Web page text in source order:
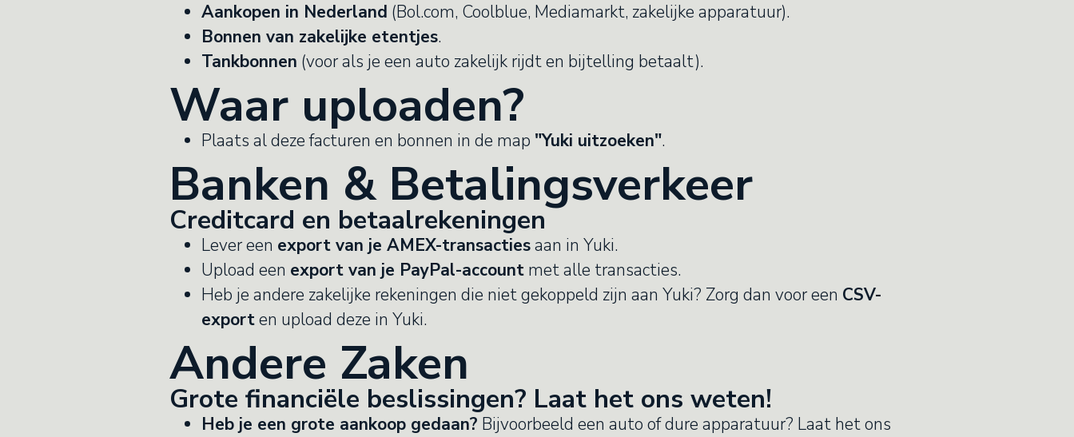
Aankopen in Nederland (Bol.com, Coolblue, Mediamarkt, zakelijke apparatuur).
Bonnen van zakelijke etentjes.
Tankbonnen (voor als je een auto zakelijk rijdt en bijtelling betaalt).
Waar uploaden?
Plaats al deze facturen en bonnen in de map "Yuki uitzoeken".
Banken & Betalingsverkeer
Creditcard en betaalrekeningen
Lever een export van je AMEX-transactiesaan in Yuki.
Upload een export van je PayPal-account met alle transacties.
Heb je andere zakelijke rekeningen die niet gekoppeld zijn aan Yuki? Zorg dan voor een CSV-
exporten upload deze in Yuki.
Andere Zaken
Grote financiële beslissingen? Laat het ons weten!
Heb je een grote aankoop gedaan? Bijvoorbeeld een auto of dure apparatuur? Laat het ons